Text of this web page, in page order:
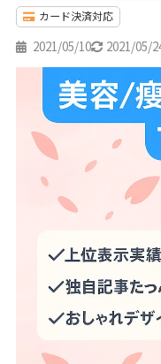
カード決済対応
2021/05/10 2021/05/